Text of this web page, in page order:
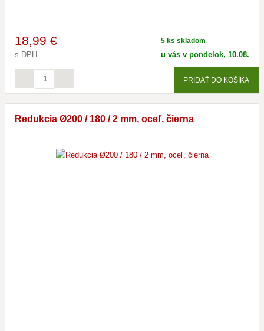
18,99 €
s DPH
5 ks skladom
u vás v pondelok, 10.08.
PRIDAŤ DO KOŠÍKA
Redukcia Ø200 / 180 / 2 mm, oceľ, čierna